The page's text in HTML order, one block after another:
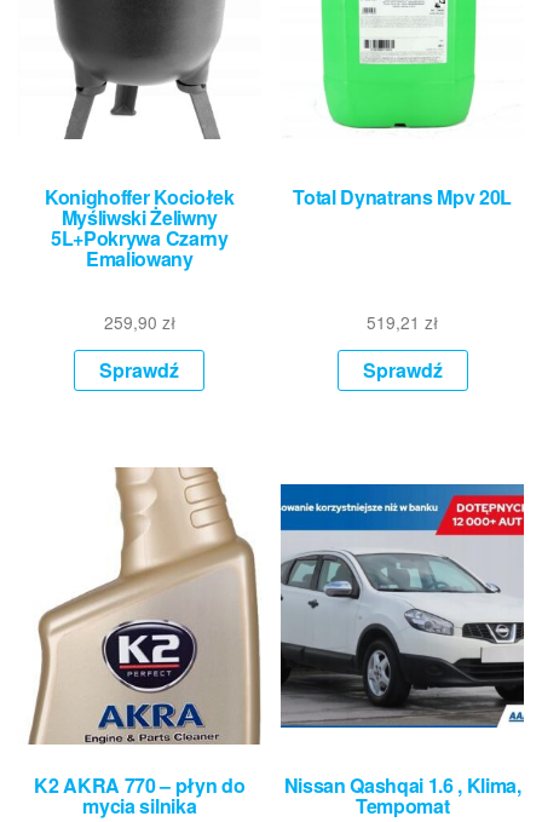
Konighoffer Kociołek
Myśliwski Żeliwny
5L+Pokrywa Czarny
Emaliowany
259,90 zł
Sprawdź
Total Dynatrans Mpv 20L
519,21zł
Sprawdź
K2 AKRA 770 – płyn do
mycia silnika
Nissan Qashqai 1.6 , Klima,
Tempomat